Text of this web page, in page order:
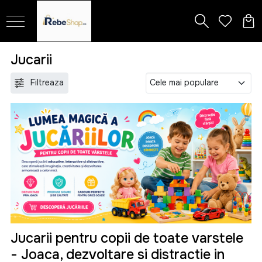
Jucarii
Filtreaza
Jucarii pentru copii de toate varstele
- Joaca, dezvoltare si distractie in